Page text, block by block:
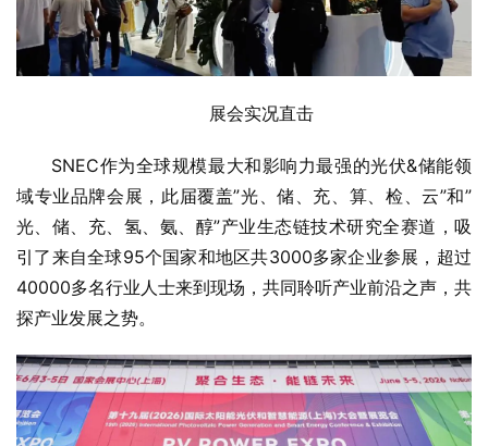
展会实况直击
SNEC作为全球规模最大和影响力最强的光伏&储能领
域专业品牌会展，此届覆盖”光、储、充、算、检、云”和”
光、储、充、氢、氨、醇”产业生态链技术研究全赛道，吸
引了来自全球95个国家和地区共3000多家企业参展，超过
40000多名行业人士来到现场，共同聆听产业前沿之声，共
探产业发展之势。